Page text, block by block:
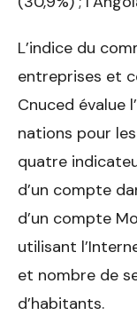
L’indice du
entreprises et
Cnuced évalue
nations pour
quatre
d’un compte
d’un compte
utilisant
et nombre de
d’habitants.